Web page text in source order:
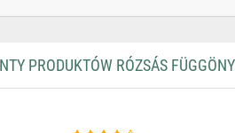
PRODUKTÓW RÓZSÁS FÜGGÖNY